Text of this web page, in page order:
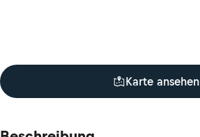
Karte ansehen